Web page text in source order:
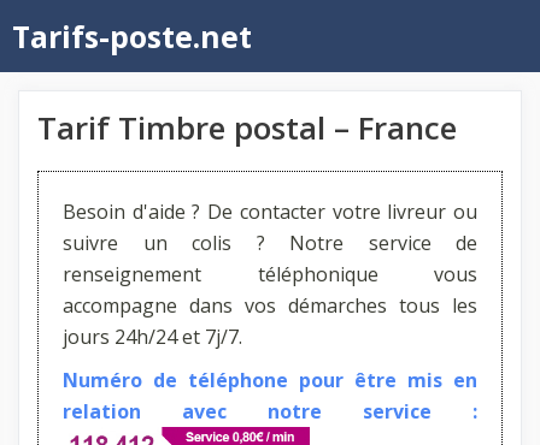
au
contenu
Tarifs-poste.net
Tarif Timbre postal – France
Besoin d'aide ? De contacter votre livreur ou
suivre un colis ? Notre service de
renseignement téléphonique vous
accompagne dans vos démarches tous les
jours 24h/24 et 7j/7.
Numéro de téléphone pour être mis en
relation avec notre service :